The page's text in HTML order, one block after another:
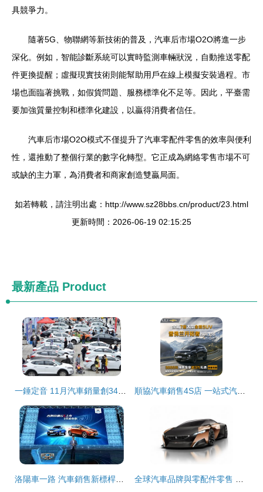
具競爭力。
隨著5G、物聯網等新技術的普及，汽車后市場O2O將進一步
深化。例如，智能診斷系統可以實時監測車輛狀況，自動推送零配
件更換提醒；虛擬現實技術則能幫助用戶在線上模擬安裝過程。市
場也面臨著挑戰，如假貨問題、服務標準化不足等。因此，平臺需
要加強質量控制和標準化建設，以贏得消費者信任。
汽車后市場O2O模式不僅提升了汽車零配件零售的效率與便利
性，還推動了整個行業的數字化轉型。它正成為網絡零售市場不可
或缺的主力軍，為消費者和商家創造雙贏局面。
如若轉載，請注明出處：http://www.sz28bbs.cn/product/23.html
更新時間：2026-06-19 02:15:25
最新產品 Product